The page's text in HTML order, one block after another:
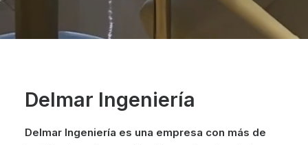
Delmar Ingeniería
Delmar Ingeniería es una empresa con más de